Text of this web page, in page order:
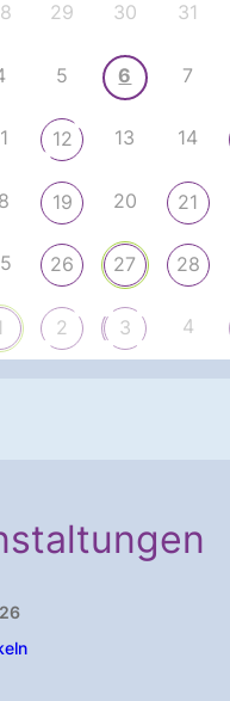
29 30 31
5 6 7
12 13 14
19 20 21
26 27 28
2 3 4